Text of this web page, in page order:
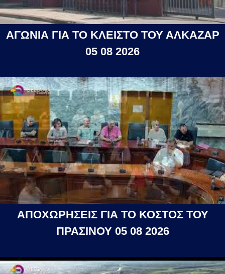
ΑΓΩΝΙΑ ΓΙΑ ΤΟ ΚΛΕΙΣΤΟ ΤΟΥ ΑΛΚΑΖΑΡ
05 08 2026
ΑΠΟΧΩΡΗΣΕΙΣ ΓΙΑ ΤΟ ΚΟΣΤΟΣ ΤΟΥ
ΠΡΑΣΙΝΟΥ 05 08 2026